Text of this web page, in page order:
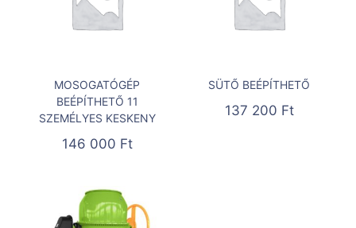
MOSOGATÓGÉP
BEÉPÍTHETŐ 11
SZEMÉLYES KESKENY
146 000 Ft
SÜTŐ BEÉPÍTHETŐ
137 200 Ft